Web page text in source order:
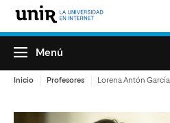
Menú
Inicio Profesores Lorena Antón García